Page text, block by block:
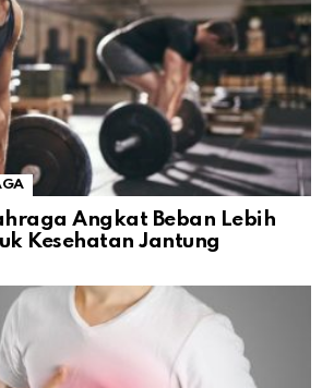
Angkat Beban Lebih
Kesehatan Jantung